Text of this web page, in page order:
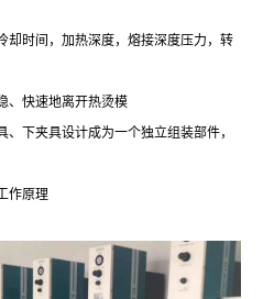
时间，加热深度，熔接深度压力，转
、快速地离开热烫模
下夹具设计成为一个独立组装部件，
作原理